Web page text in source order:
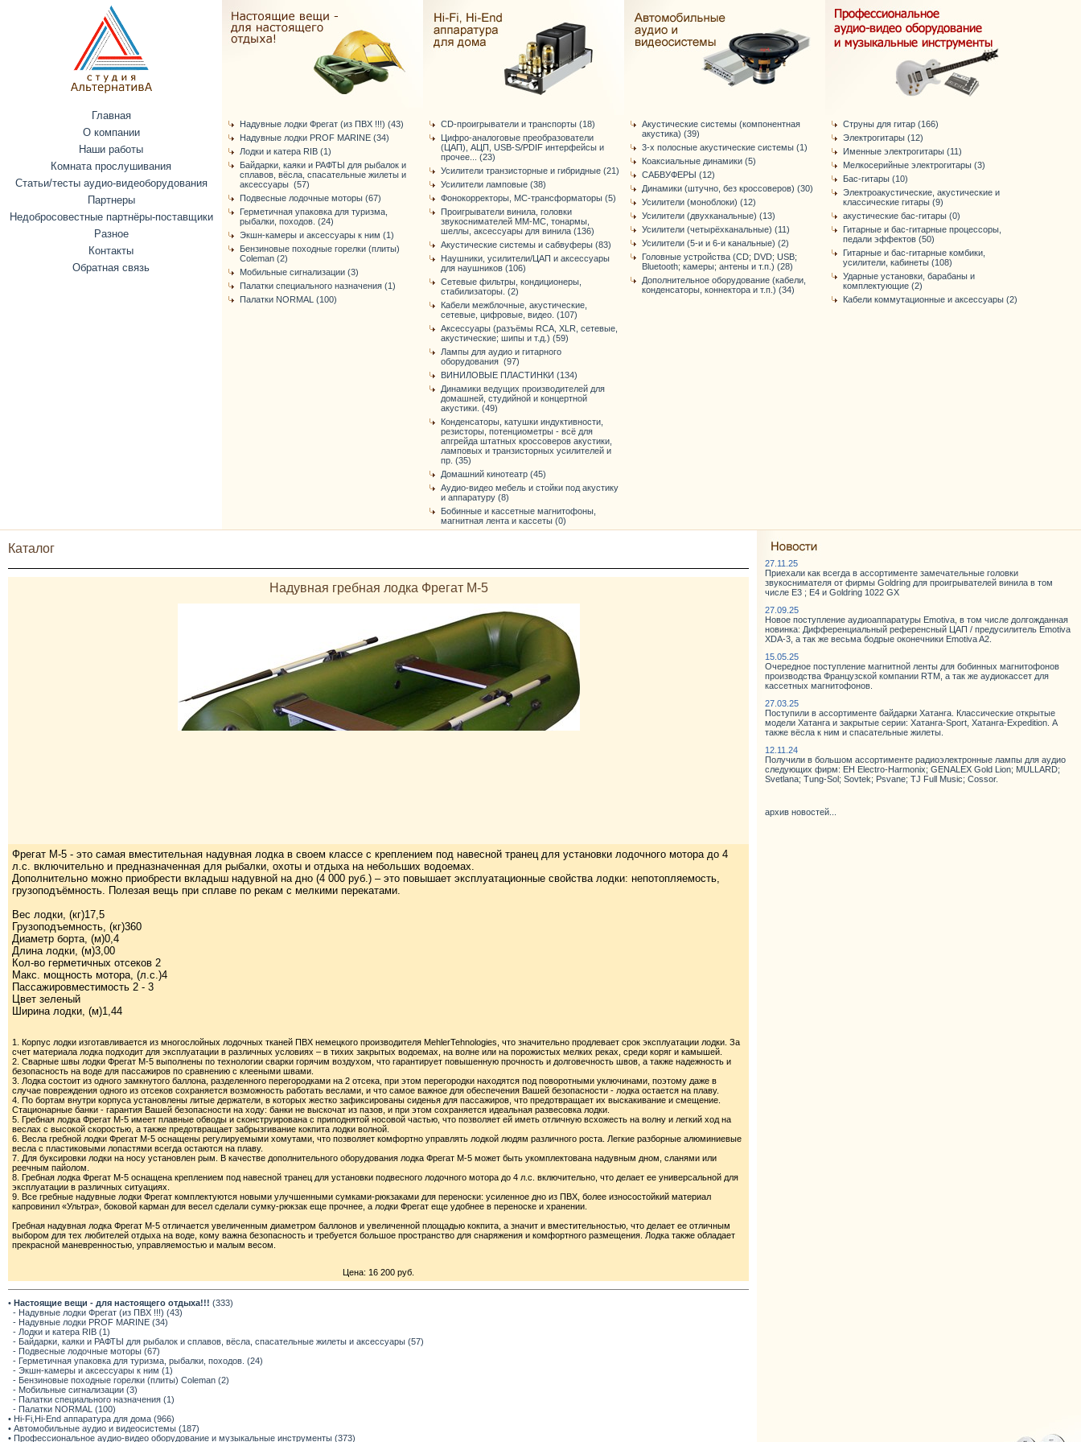
Главная
О компании
Наши работы
Комната прослушивания
Статьи/тесты аудио-видеоборудования
Партнеры
Недобросовестные партнёры-поставщики
Разное
Контакты
Обратная связь
Надувные лодки Фрегат (из ПВХ !!!) (43)
Надувные лодки PROF MARINE (34)
Лодки и катера RIB (1)
Байдарки, каяки и РАФТЫ для рыбалок и
сплавов, вёсла, спасательные жилеты и
аксессуары (57)
Подвесные лодочные моторы (67)
Герметичная упаковка для туризма,
рыбалки, походов. (24)
Экшн-камеры и аксессуары к ним (1)
Бензиновые походные горелки (плиты)
Coleman (2)
Мобильные сигнализации (3)
Палатки специального назначения (1)
Палатки NORMAL (100)
CD-проигрыватели и транспорты (18)
Цифро-аналоговые преобразователи
(ЦАП), АЦП, USB-S/PDIF интерфейсы и
прочее... (23)
Усилители транзисторные и гибридные (21)
Усилители ламповые (38)
Фонокорректоры, МС-трансформаторы (5)
Проигрыватели винила, головки
звукоснимателей ММ-МС, тонармы,
шеллы, аксессуары для винила (136)
Акустические системы и сабвуферы (83)
Наушники, усилители/ЦАП и аксессуары
для наушников (106)
Сетевые фильтры, кондиционеры,
стабилизаторы. (2)
Кабели межблочные, акустические,
сетевые, цифровые, видео. (107)
Аксессуары (разъёмы RCA, XLR, сетевые,
акустические; шипы и т.д.) (59)
Лампы для аудио и гитарного
оборудования (97)
ВИНИЛОВЫЕ ПЛАСТИНКИ (134)
Динамики ведущих производителей для
домашней, студийной и концертной
акустики. (49)
Конденсаторы, катушки индуктивности,
резисторы, потенциометры - всё для
апгрейда штатных кроссоверов акустики,
ламповых и транзисторных усилителей и
пр. (35)
Домашний кинотеатр (45)
Аудио-видео мебель и стойки под акустику
и аппаратуру (8)
Бобинные и кассетные магнитофоны,
магнитная лента и кассеты (0)
Акустические системы (компонентная
акустика) (39)
3-х полосные акустические системы (1)
Коаксиальные динамики (5)
САБВУФЕРЫ (12)
Динамики (штучно, без кроссоверов) (30)
Усилители (моноблоки) (12)
Усилители (двухканальные) (13)
Усилители (четырёхканальные) (11)
Усилители (5-и и 6-и канальные) (2)
Головные устройства (CD; DVD; USB;
Bluetooth; камеры; антены и т.п.) (28)
Дополнительное оборудование (кабели,
конденсаторы, коннектора и т.п.) (34)
Струны для гитар (166)
Электрогитары (12)
Именные электрогитары (11)
Мелкосерийные электрогитары (3)
Бас-гитары (10)
Электроакустические, акустические и
классические гитары (9)
акустические бас-гитары (0)
Гитарные и бас-гитарные процессоры,
педали эффектов (50)
Гитарные и бас-гитарные комбики,
усилители, кабинеты (108)
Ударные установки, барабаны и
комплектующие (2)
Кабели коммутационные и аксессуары (2)
Каталог
Надувная гребная лодка Фрегат М-5
Фрегат М-5 - это самая вместительная надувная лодка в своем классе с креплением под навесной транец для установки лодочного мотора до 4
л.с. включительно и предназначенная для рыбалки, охоты и отдыха на небольших водоемах.
Дополнительно можно приобрести вкладыш надувной на дно (4 000 руб.) – это повышает эксплуатационные свойства лодки: непотопляемость,
грузоподъёмность. Полезая вещь при сплаве по рекам с мелкими перекатами.
Вес лодки, (кг)17,5
Грузоподъемность, (кг)360
Диаметр борта, (м)0,4
Длина лодки, (м)3,00
Кол-во герметичных отсеков 2
Макс. мощность мотора, (л.с.)4
Пассажировместимость 2 - 3
Цвет зеленый
Ширина лодки, (м)1,44
1. Корпус лодки изготавливается из многослойных лодочных тканей ПВХ немецкого производителя MehlerTehnologies, что значительно продлевает срок эксплуатации лодки. За
счет материала лодка подходит для эксплуатации в различных условиях – в тихих закрытых водоемах, на волне или на порожистых мелких реках, среди коряг и камышей.
2. Сварные швы лодки Фрегат М-5 выполнены по технологии сварки горячим воздухом, что гарантирует повышенную прочность и долговечность швов, а также надежность и
безопасность на воде для пассажиров по сравнению с клееными швами.
3. Лодка состоит из одного замкнутого баллона, разделенного перегородками на 2 отсека, при этом перегородки находятся под поворотными уключинами, поэтому даже в
случае повреждения одного из отсеков сохраняется возможность работать веслами, и что самое важное для обеспечения Вашей безопасности - лодка остается на плаву.
4. По бортам внутри корпуса установлены литые держатели, в которых жестко зафиксированы сиденья для пассажиров, что предотвращает их выскакивание и смещение.
Стационарные банки - гарантия Вашей безопасности на ходу: банки не выскочат из пазов, и при этом сохраняется идеальная развесовка лодки.
5. Гребная лодка Фрегат М-5 имеет плавные обводы и сконструирована с приподнятой носовой частью, что позволяет ей иметь отличную всхожесть на волну и легкий ход на
веслах с высокой скоростью, а также предотвращает забрызгивание кокпита лодки волной.
6. Весла гребной лодки Фрегат М-5 оснащены регулируемыми хомутами, что позволяет комфортно управлять лодкой людям различного роста. Легкие разборные алюминиевые
весла с пластиковыми лопастями всегда остаются на плаву.
7. Для буксировки лодки на носу установлен рым. В качестве дополнительного оборудования лодка Фрегат М-5 может быть укомплектована надувным дном, сланями или
реечным пайолом.
8. Гребная лодка Фрегат М-5 оснащена креплением под навесной транец для установки подвесного лодочного мотора до 4 л.с. включительно, что делает ее универсальной для
эксплуатации в различных ситуациях.
9. Все гребные надувные лодки Фрегат комплектуются новыми улучшенными сумками-рюкзаками для переноски: усиленное дно из ПВХ, более износостойкий материал
капровинил «Ультра», боковой карман для весел сделали сумку-рюкзак еще прочнее, а лодки Фрегат еще удобнее в переноске и хранении.
Гребная надувная лодка Фрегат М-5 отличается увеличенным диаметром баллонов и увеличенной площадью кокпита, а значит и вместительностью, что делает ее отличным
выбором для тех любителей отдыха на воде, кому важна безопасность и требуется большое пространство для снаряжения и комфортного размещения. Лодка также обладает
прекрасной маневренностью, управляемостью и малым весом.
Цена: 16 200 руб.
• Настоящие вещи - для настоящего отдыха!!! (333)
- Надувные лодки Фрегат (из ПВХ !!!) (43)
- Надувные лодки PROF MARINE (34)
- Лодки и катера RIB (1)
- Байдарки, каяки и РАФТЫ для рыбалок и сплавов, вёсла, спасательные жилеты и аксессуары (57)
- Подвесные лодочные моторы (67)
- Герметичная упаковка для туризма, рыбалки, походов. (24)
- Экшн-камеры и аксессуары к ним (1)
- Бензиновые походные горелки (плиты) Coleman (2)
- Мобильные сигнализации (3)
- Палатки специального назначения (1)
- Палатки NORMAL (100)
• Hi-Fi,Hi-End аппаратура для дома (966)
• Автомобильные аудио и видеосистемы (187)
• Профессиональное аудио-видео оборудование и музыкальные инструменты (373)
27.11.25
Приехали как всегда в ассортименте замечательные головки
звукоснимателя от фирмы Goldring для проигрывателей винила в том
числе E3 ; E4 и Goldring 1022 GX
27.09.25
Новое поступление аудиоаппаратуры Emotiva, в том числе долгожданная
новинка: Дифференциальный референсный ЦАП / предусилитель Emotiva
XDA-3, а так же весьма бодрые оконечники Emotiva A2.
15.05.25
Очередное поступление магнитной ленты для бобинных магнитофонов
производства Французской компании RTM, а так же аудиокассет для
кассетных магнитофонов.
27.03.25
Поступили в ассортименте байдарки Хатанга. Классические открытые
модели Хатанга и закрытые серии: Хатанга-Sport, Хатанга-Expedition. А
также вёсла к ним и спасательные жилеты.
12.11.24
Получили в большом ассортименте радиоэлектронные лампы для аудио
следующих фирм: EH Electro-Harmonix; GENALEX Gold Lion; MULLARD;
Svetlana; Tung-Sol; Sovtek; Psvane; TJ Full Music; Cossor.
архив новостей...